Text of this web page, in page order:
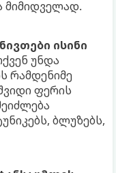
მიმიდველად.
ისინი
უნდა
რამდენიმე
ფერის
ბლუზებს,